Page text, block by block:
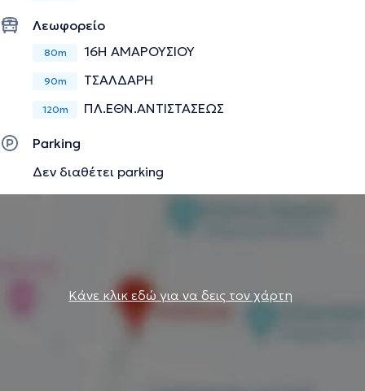
Λεωφορείο
80m 16Η ΑΜΑΡΟΥΣΙΟΥ
90m ΤΣΑΛΔΑΡΗ
120m ΠΛ.ΕΘΝ.ΑΝΤΙΣΤΑΣΕΩΣ
Parking
Δεν διαθέτει parking
Κάνε κλικ εδώ για να δεις τον χάρτη